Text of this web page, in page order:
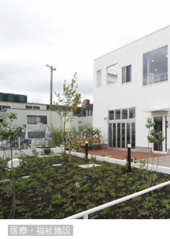
医療・福祉施設